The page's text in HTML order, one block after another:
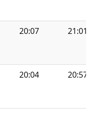
20:07 21:01
20:04 20:57